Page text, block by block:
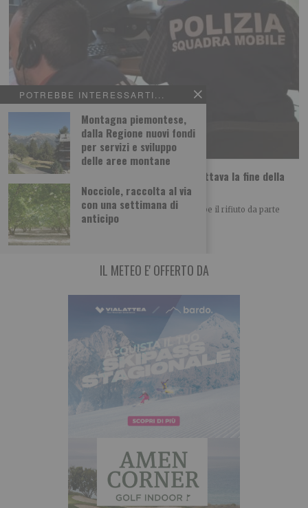
POTREBBE INTERESSARTI...
Montagna piemontese,
dalla Regione nuovi fondi
per servizi e sviluppo
delle aree montane
Nocciole, raccolta al via
con una settimana di
anticipo
Daniela Florea: uccisa dall’ex che non accettava la fine della
relazione?
Il movente dell’assassinio di Daniela Florea sarebbe il rifiuto da parte
dell’uomo della fine della relazione.
IL METEO E' OFFERTO DA